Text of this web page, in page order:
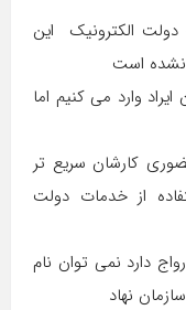
از تصویب دولت الکترونیک این
نشده است
وارد می کنیم اما
کارشان سریع تر
از خدمات دولت
دارد نمی توان نام
نهاد